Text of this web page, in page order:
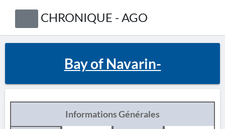
CHRONIQUE - AGO
Bay of Navarin-
Informations Générales